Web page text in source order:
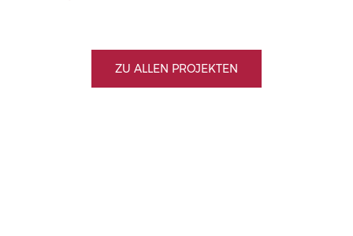
ZU ALLEN PROJEKTEN